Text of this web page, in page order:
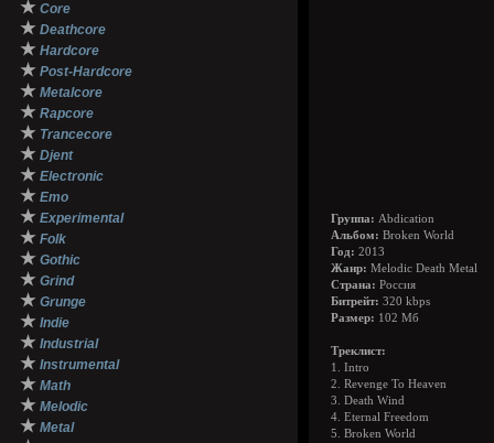
★ Core
★ Deathcore
★ Hardcore
★ Post-Hardcore
★ Metalcore
★ Rapcore
★ Trancecore
★ Djent
★ Electronic
★ Emo
★ Experimental
★ Folk
★ Gothic
★ Grind
★ Grunge
★ Indie
★ Industrial
★ Instrumental
★ Math
★ Melodic
★ Metal
Группа: Abdication
Альбом: Broken World
Год: 2013
Жанр: Melodic Death Metal
Страна: Россия
Битрейт: 320 kbps
Размер: 102 Мб
Треклист:
1. Intro
2. Revenge To Heaven
3. Death Wind
4. Eternal Freedom
5. Broken World